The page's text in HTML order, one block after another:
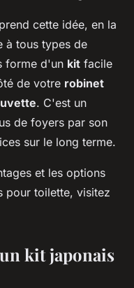
cette idée, en la
à tous types de
forme d'un kit facile
de votre robinet
. C'est un
de foyers par son
sur le long terme.
et les options
pour toilette, visitez
kit japonais